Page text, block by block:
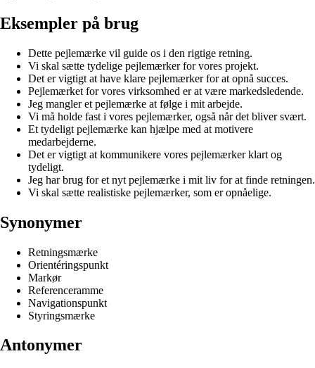
Eksempler på brug
Dette pejlemærke vil guide os i den rigtige retning.
Vi skal sætte tydelige pejlemærker for vores projekt.
Det er vigtigt at have klare pejlemærker for at opnå succes.
Pejlemærket for vores virksomhed er at være markedsledende.
Jeg mangler et pejlemærke at følge i mit arbejde.
Vi må holde fast i vores pejlemærker, også når det bliver svært.
Et tydeligt pejlemærke kan hjælpe med at motivere
medarbejderne.
Det er vigtigt at kommunikere vores pejlemærker klart og
tydeligt.
Jeg har brug for et nyt pejlemærke i mit liv for at finde retningen.
Vi skal sætte realistiske pejlemærker, som er opnåelige.
Synonymer
Retningsmærke
Orientéringspunkt
Markør
Referenceramme
Navigationspunkt
Styringsmærke
Antonymer